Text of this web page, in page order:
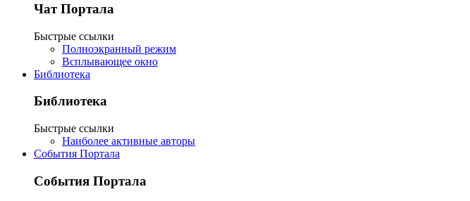
Чат Портала
Быстрые ссылки
Полноэкранный режим
Всплывающее окно
Библиотека
Библиотека
Быстрые ссылки
Наиболее активные авторы
События Портала
События Портала